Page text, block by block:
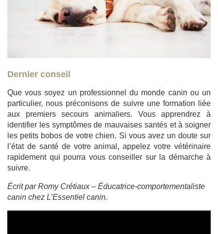
Dernier conseil
Que vous soyez un professionnel du monde canin ou un
particulier, nous préconisons de suivre une formation liée
aux premiers secours animaliers. Vous apprendrez à
identifier les symptômes de mauvaises santés et à soigner
les petits bobos de votre chien. Si vous avez un doute sur
l’état de santé de votre animal, appelez votre vétérinaire
rapidement qui pourra vous conseiller sur la démarche à
suivre.
Écrit par Romy Crétiaux – Éducatrice-comportementaliste
canin chez L’Essentiel canin.